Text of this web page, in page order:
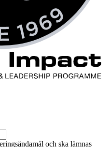
och ska lämnas